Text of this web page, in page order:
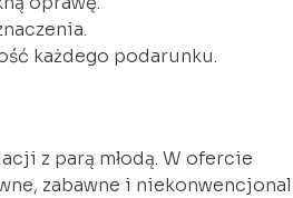
każdego podarunku.
z parą młodą. W ofercie
zabawne i